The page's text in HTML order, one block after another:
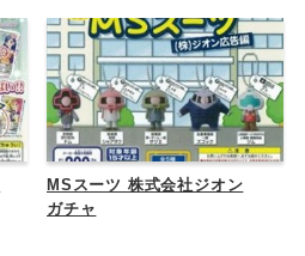
MSスーツ 株式会社ジオン
ガチャ